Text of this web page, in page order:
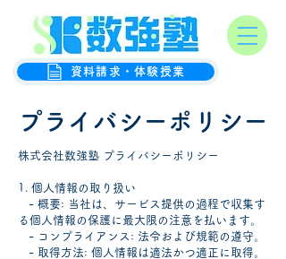
数強塾
オンライン数学克服塾
資料請求・体験授業
プライバシーポリシー
株式会社数強塾 プライバシーポリシー
1. 個人情報の取り扱い
- 概要: 当社は、サービス提供の過程で収集す
る個人情報の保護に最大限の注意を払います。
- コンプライアンス: 法令および規範の遵守。
- 取得方法: 個人情報は適法かつ適正に取得。